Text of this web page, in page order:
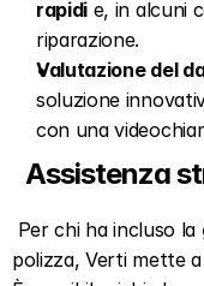
rapidi e, in alcuni
riparazione.
Valutazione del
soluzione
con una
Assistenza
Per chi ha incluso la
polizza, Verti mette